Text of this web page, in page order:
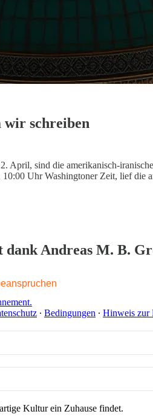
wir schreiben
April, sind die amerikanisch-
Uhr Washingtoner Zeit, lief die
dank Andreas M. B.
∙ Bedingungen ∙ Hinweis zur
Kultur ein Zuhause findet.